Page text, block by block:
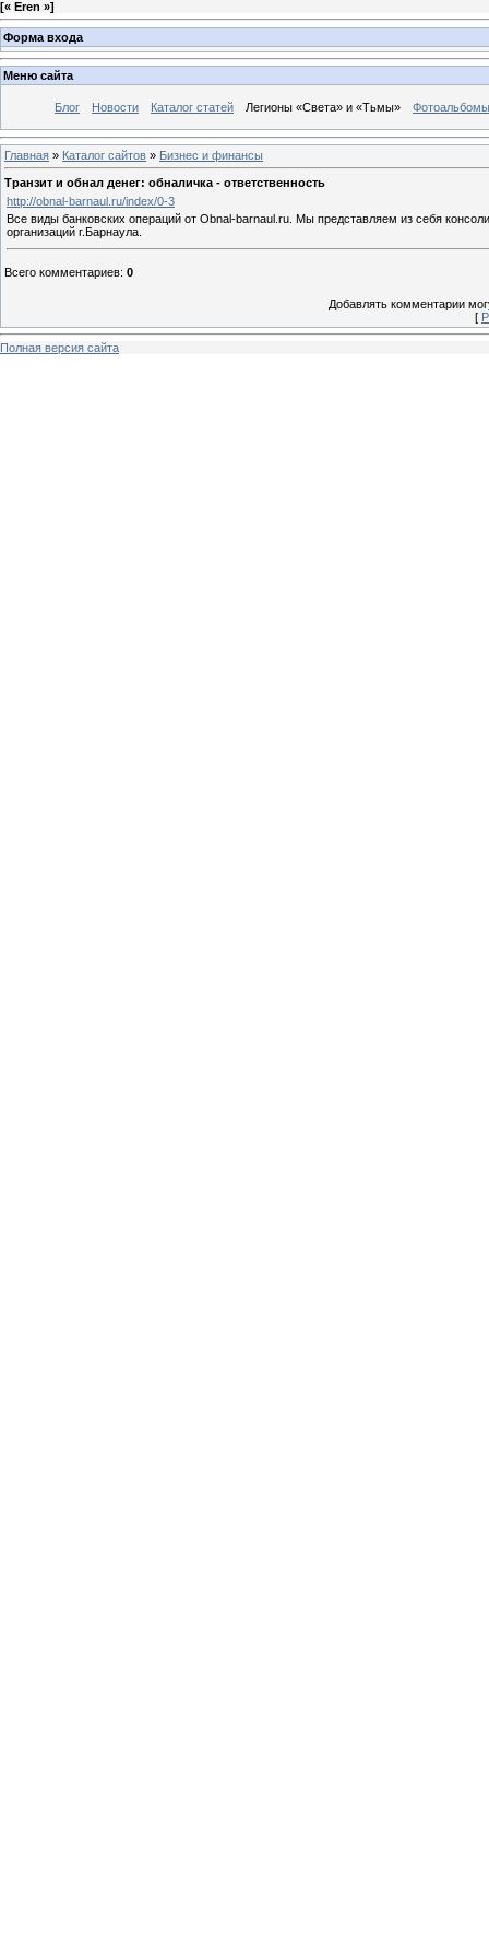
[« Eren »]
Форма входа
Меню сайта
Блог Новости Каталог статей Легионы «Света» и «Тьмы» Фотоальбомы
Главная » Каталог сайтов » Бизнес и финансы
Транзит и обнал денег: обналичка - ответственность
http://obnal-barnaul.ru/index/0-3
Все виды банковских операций от Obnal-barnaul.ru. Мы представляем из себя
организаций г.Барнаула.
Всего комментариев: 0
Добавлять комментарии
[
Полная версия сайта